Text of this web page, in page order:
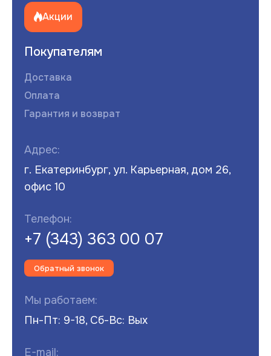
Акции
Покупателям
Доставка
Оплата
Гарантия и возврат
Адрес:
г. Екатеринбург, ул. Карьерная, дом 26,
офис 10
Телефон:
+7 (343) 363 00 07
Обратный звонок
Мы работаем:
Пн-Пт: 9-18, Сб-Вс: Вых
E-mail: